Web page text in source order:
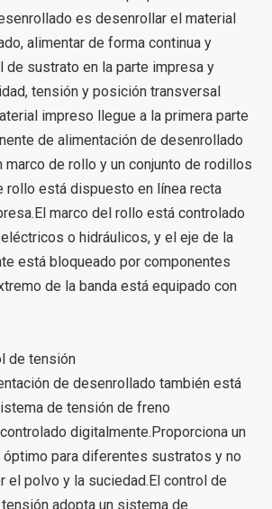
es desenrollar el material
alimentar de forma continua y
de sustrato en la parte impresa y
tensión y posición transversal
impreso llegue a la primera parte
de alimentación de desenrollado
marco de rollo y un conjunto de rodillos
rollo está dispuesto en línea recta
marco del rollo está controlado
o hidráulicos, y el eje de la
está bloqueado por componentes
de la banda está equipado con
de tensión
de desenrollado también está
de tensión de freno
digitalmente.Proporciona un
para diferentes sustratos y no
el polvo y la suciedad.El control de
adopta un sistema de